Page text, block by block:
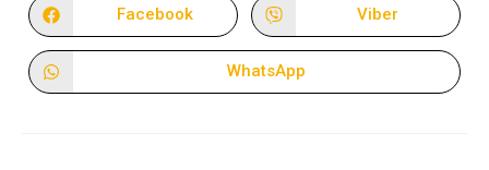
ВМІСТОМ
Відкрити
в
новому
Facebook
Відкрити
в
новому
Viber
Відкрити
в
WhatsApp